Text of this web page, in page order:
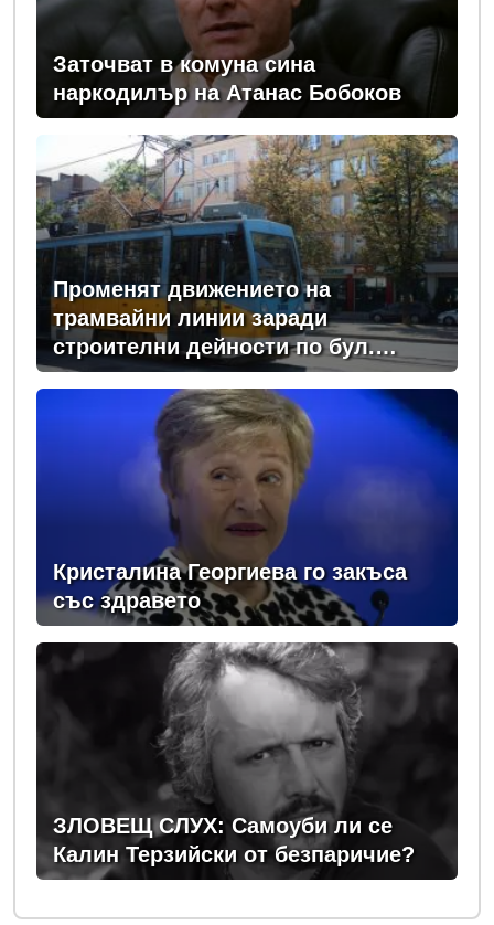
Заточват в комуна сина
наркодилър на Атанас Бобоков
Променят движението на
трамвайни линии заради
строителни дейности по бул.
„Мария Луиза“
Кристалина Георгиева го закъса
със здравето
ЗЛОВЕЩ СЛУХ: Самоуби ли се
Калин Терзийски от безпаричие?